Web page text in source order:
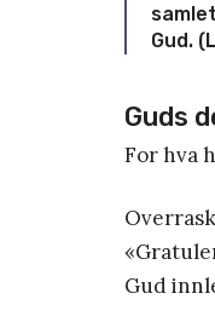
Gud.
Guds
For hva
Gud